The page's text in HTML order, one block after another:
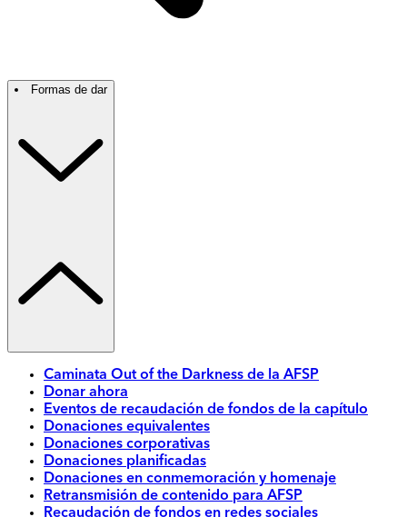
Formas de dar
Caminata Out of the Darkness de la AFSP
Donar ahora
Eventos de recaudación de fondos de la capítulo
Donaciones equivalentes
Donaciones corporativas
Donaciones planificadas
Donaciones en conmemoración y homenaje
Retransmisión de contenido para AFSP
Recaudación de fondos en redes sociales